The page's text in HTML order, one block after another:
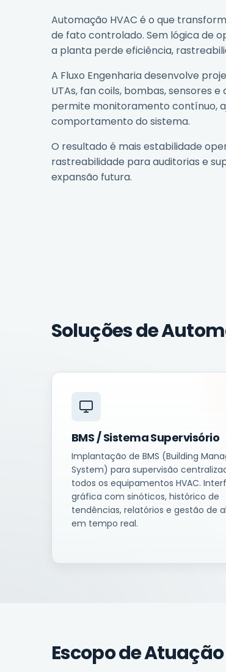
Automação HVAC é o que
de fato controlado. Sem lógica de
a planta perde eficiência,
A Fluxo Engenharia desenvolve
UTAs, fan coils, bombas, sensores
permite monitoramento contínuo,
comportamento do sistema.
O resultado é mais estabilidade
rastreabilidade para auditorias e
expansão futura.
Soluções de
BMS / Sistema Supervisório
Implantação de BMS (Building
System) para supervisão
todos os equipamentos HVAC.
gráfica com sinóticos, histórico de
tendências, relatórios e gestão de
em tempo real.
Escopo de Atuação